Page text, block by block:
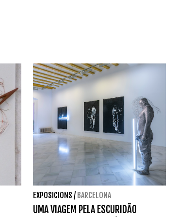
EXPOSICIONS / BARCELONA
UMA VIAGEM PELA ESCURIDÃO